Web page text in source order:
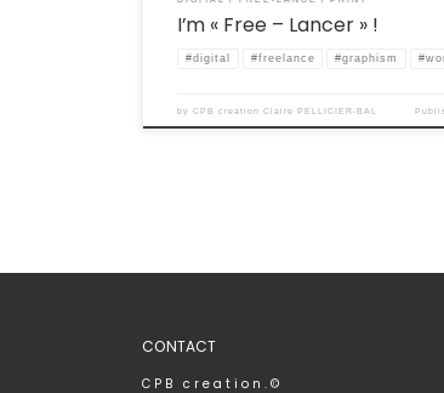
I’m « Free – Lancer » !
#digital #freelance #graphism
byCPB creation Claire PELLICIER-BAL
CONTACT
C P B c r e a t i o n . ©